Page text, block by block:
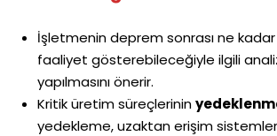
İşletmenin deprem sonrası ne
faaliyet gösterebileceğiyle ilgili
yapılmasını önerir.
Kritik üretim süreçlerinin
yedekleme, uzaktan erişim